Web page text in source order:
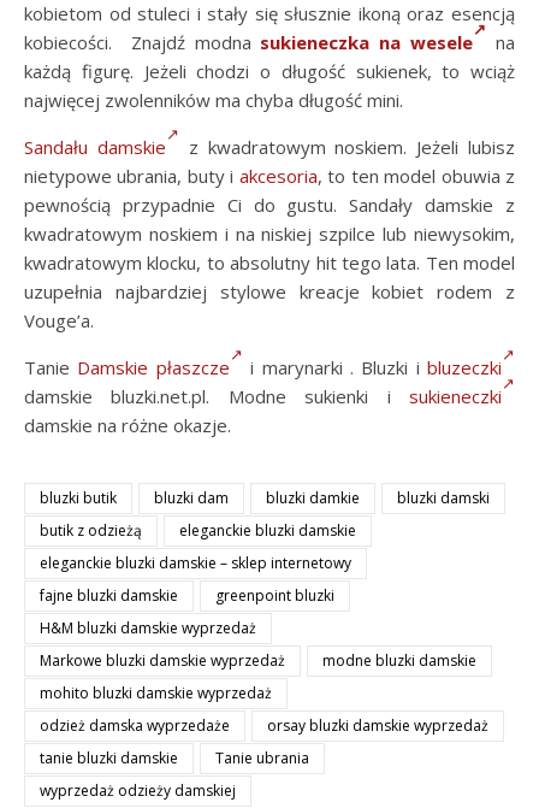
kobietom od stuleci i stały się słusznie ikoną oraz esencją
kobiecości. Znajdź modna sukieneczka na wesele
na
każdą figurę. Jeżeli chodzi o długość sukienek, to wciąż
najwięcej zwolenników ma chyba długość mini.
Sandału damskie
z kwadratowym noskiem. Jeżeli lubisz
nietypowe ubrania, buty i akcesoria, to ten model obuwia z
pewnością przypadnie Ci do gustu. Sandały damskie z
kwadratowym noskiem i na niskiej szpilce lub niewysokim,
kwadratowym klocku, to absolutny hit tego lata. Ten model
uzupełnia najbardziej stylowe kreacje kobiet rodem z
Vouge’a.
Tanie Damskie płaszcze i marynarki . Bluzki i bluzeczki
damskie bluzki.net.pl. Modne sukienki i sukieneczki
damskie na różne okazje.
bluzki butik bluzki dam bluzki damkie
bluzki damski
butik z odzieżą
eleganckie bluzki damskie
eleganckie bluzki damskie – sklep internetowy
fajne bluzki damskie
greenpoint bluzki
H&M bluzki damskie wyprzedaż
Markowe bluzki damskie wyprzedaż
modne bluzki damskie
mohito bluzki damskie wyprzedaż
odzież damska wyprzedaże
orsay bluzki damskie wyprzedaż
tanie bluzki damskie
Tanie ubrania
wyprzedaż odzieży damskiej